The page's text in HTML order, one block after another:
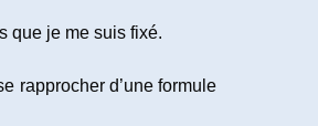
que je me suis fixé.
rapprocher d’une formule